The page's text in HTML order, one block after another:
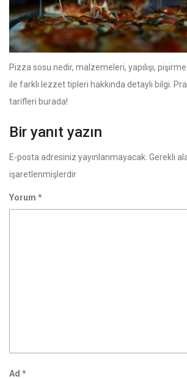
Pizza sosu nedir, malzemeleri, yapılışı,
ile farklı lezzet tipleri hakkında detaylı bilgi.
tarifleri burada!
Bir yanıt yazın
E-posta adresiniz yayınlanmayacak. Gerekli
işaretlenmişlerdir
Yorum *
Ad *